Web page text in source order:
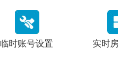
临时账号设置 实时